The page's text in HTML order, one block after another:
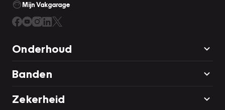
Mijn Vakgarage
Onderhoud
Banden
Zekerheid